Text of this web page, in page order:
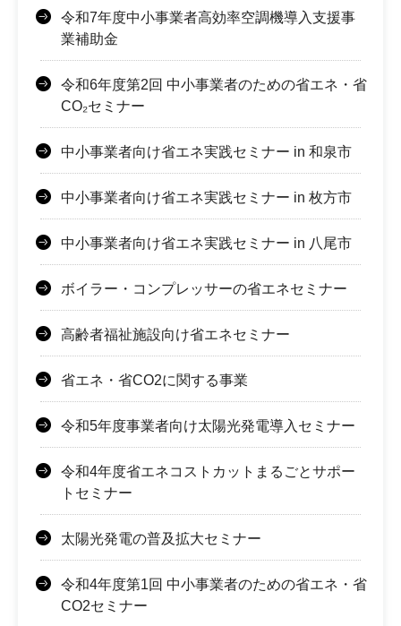
令和7年度中小事業者高効率空調機導入支援事
業補助金
令和6年度第2回 中小事業者のための省エネ・省
CO₂セミナー
中小事業者向け省エネ実践セミナー in 和泉市
中小事業者向け省エネ実践セミナー in 枚方市
中小事業者向け省エネ実践セミナー in 八尾市
ボイラー・コンプレッサーの省エネセミナー
高齢者福祉施設向け省エネセミナー
省エネ・省CO2に関する事業
令和5年度事業者向け太陽光発電導入セミナー
令和4年度省エネコストカットまるごとサポー
トセミナー
太陽光発電の普及拡大セミナー
令和4年度第1回 中小事業者のための省エネ・省
CO2セミナー